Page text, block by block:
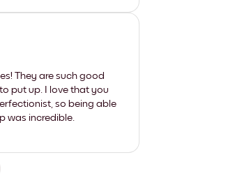
They are such good
put up. I love that you
so being able
was incredible.